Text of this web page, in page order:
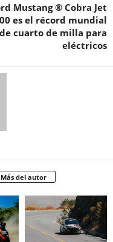
Mustang ® Cobra Jet
es el récord mundial
de cuarto de milla para
eléctricos
Más del autor